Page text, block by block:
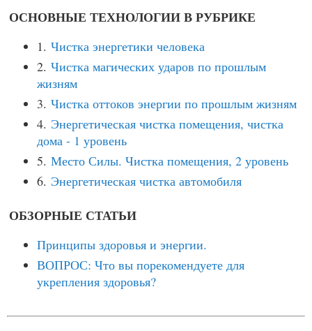
ОСНОВНЫЕ ТЕХНОЛОГИИ В РУБРИКЕ
1. Чистка энергетики человека
2. Чистка магических ударов по прошлым
жизням
3. Чистка оттоков энергии по прошлым жизням
4. Энергетическая чистка помещения, чистка
дома - 1 уровень
5. Место Силы. Чистка помещения, 2 уровень
6. Энергетическая чистка автомобиля
ОБЗОРНЫЕ СТАТЬИ
Принципы здоровья и энергии.
ВОПРОС: Что вы порекомендуете для
укрепления здоровья?